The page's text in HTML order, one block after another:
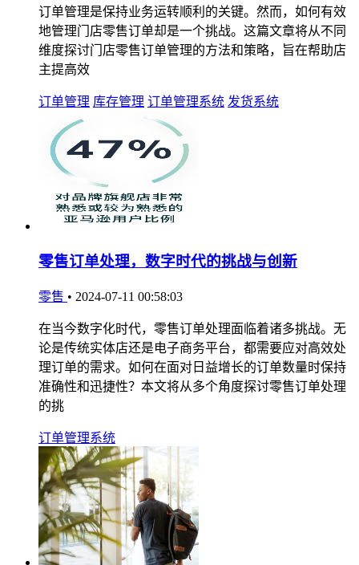
订单管理是保持业务运转顺利的关键。然而，如何有效
地管理门店零售订单却是一个挑战。这篇文章将从不同
维度探讨门店零售订单管理的方法和策略，旨在帮助店
主提高效
订单管理 库存管理 订单管理系统 发货系统
零售订单处理，数字时代的挑战与创新
零售 • 2024-07-11 00:58:03
在当今数字化时代，零售订单处理面临着诸多挑战。无
论是传统实体店还是电子商务平台，都需要应对高效处
理订单的需求。如何在面对日益增长的订单数量时保持
准确性和迅捷性？本文将从多个角度探讨零售订单处理
的挑
订单管理系统